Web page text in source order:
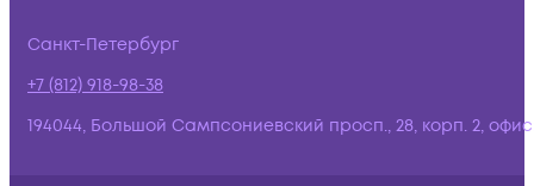
Санкт-Петербург
+7 (812) 918-98-38
194044, Большой Сампсониевский просп., 28, корп. 2,